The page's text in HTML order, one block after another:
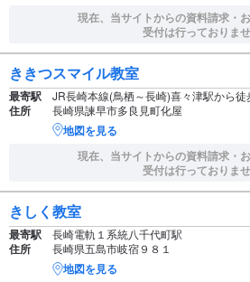
現在、当サイトからの資料請求・
受付は行っておりま
ききつスマイル教室
最寄駅 JR長崎本線(鳥栖～長崎)喜々津駅から徒
住所 長崎県諫早市多良見町化屋
地図を見る
現在、当サイトからの資料請求・
受付は行っておりま
きしく教室
最寄駅 長崎電軌１系統八千代町駅
住所 長崎県五島市岐宿９８１
地図を見る